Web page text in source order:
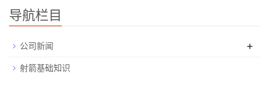
导航栏目
公司新闻 +
射箭基础知识